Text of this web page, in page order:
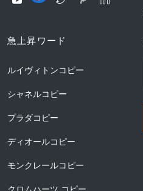
急上昇ワード
ルイヴィトンコピー
シャネルコピー
プラダコピー
ディオールコピー
モンクレールコピー
クロムハーツ コピー